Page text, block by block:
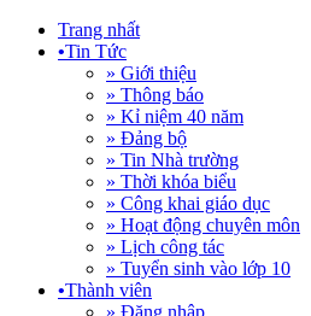
Trang nhất
•Tin Tức
» Giới thiệu
» Thông báo
» Kỉ niệm 40 năm
» Đảng bộ
» Tin Nhà trường
» Thời khóa biểu
» Công khai giáo dục
» Hoạt động chuyên môn
» Lịch công tác
» Tuyển sinh vào lớp 10
•Thành viên
» Đăng nhập